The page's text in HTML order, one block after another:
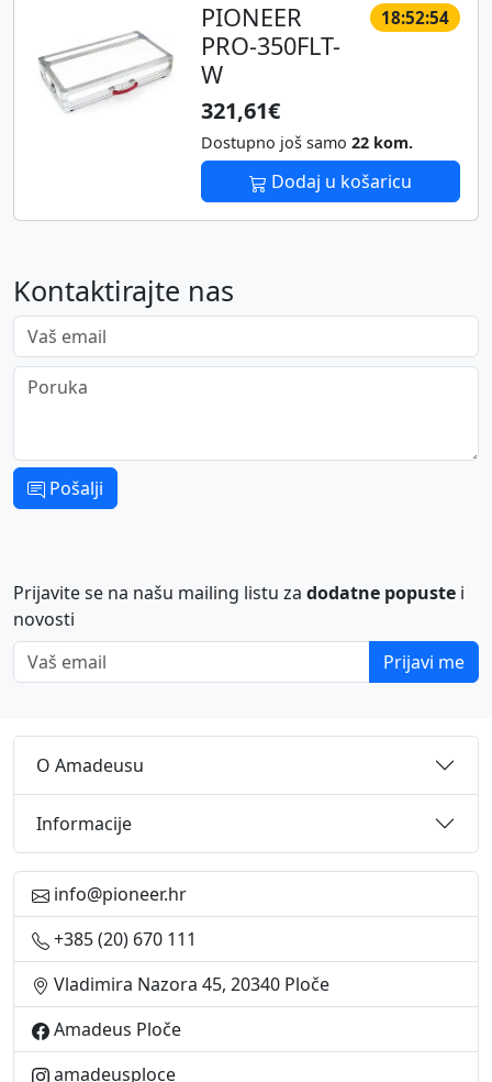
18:52:54
PIONEER
PRO-350FLT-
W
321,61€
Dostupno još samo 22 kom.
Dodaj u košaricu
Kontaktirajte nas
Vaš email
Poruka
Pošalji
Prijavite se na našu mailing listu za dodatne popuste i
novosti
Vaš email
Prijavi me
O Amadeusu
Informacije
info@pioneer.hr
+385 (20) 670 111
Vladimira Nazora 45, 20340 Ploče
Amadeus Ploče
amadeusploce